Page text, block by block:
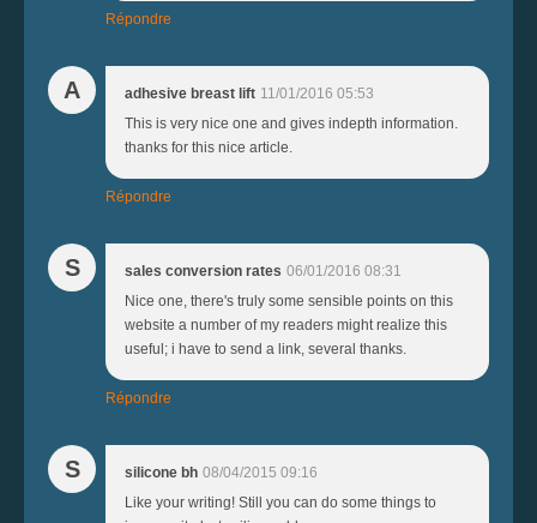
Répondre
A adhesive breast lift 11/01/2016 05:53
This is very nice one and gives indepth information.
thanks for this nice article.
Répondre
S sales conversion rates 06/01/2016 08:31
Nice one, there's truly some sensible points on this
website a number of my readers might realize this
useful; i have to send a link, several thanks.
Répondre
S silicone bh 08/04/2015 09:16
Like your writing! Still you can do some things to